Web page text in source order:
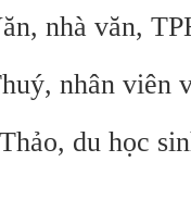
nhà văn,
nhân viên
du học